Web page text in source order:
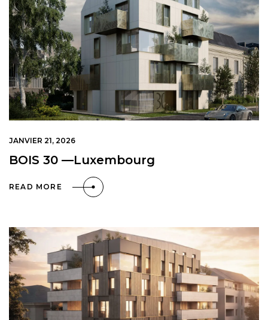
JANVIER 21, 2026
BOIS 30 —Luxembourg
READ MORE